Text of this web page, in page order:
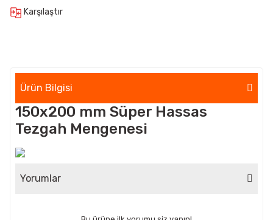
Karşılaştır
Ürün Bilgisi
150x200 mm Süper Hassas
Tezgah Mengenesi
Yorumlar